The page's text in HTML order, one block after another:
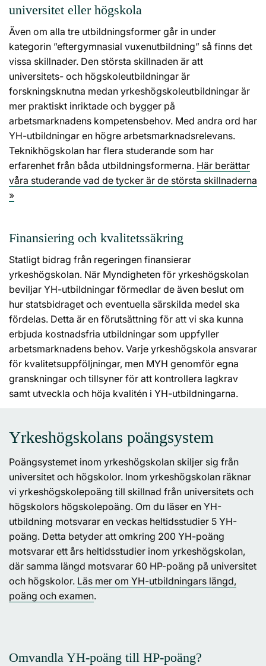
universitet eller högskola
Även om alla tre utbildningsformer går in under
kategorin ”eftergymnasial vuxenutbildning” så finns det
vissa skillnader. Den största skillnaden är att
universitets- och högskoleutbildningar är
forskningsknutna medan yrkeshögskoleutbildningar är
mer praktiskt inriktade och bygger på
arbetsmarknadens kompetensbehov. Med andra ord har
YH-utbildningar en högre arbetsmarknadsrelevans.
Teknikhögskolan har flera studerande som har
erfarenhet från båda utbildningsformerna. Här berättar
våra studerande vad de tycker är de största skillnaderna
»
Finansiering och kvalitetssäkring
Statligt bidrag från regeringen finansierar
yrkeshögskolan. När Myndigheten för yrkeshögskolan
beviljar YH-utbildningar förmedlar de även beslut om
hur statsbidraget och eventuella särskilda medel ska
fördelas. Detta är en förutsättning för att vi ska kunna
erbjuda kostnadsfria utbildningar som uppfyller
arbetsmarknadens behov. Varje yrkeshögskola ansvarar
för kvalitetsuppföljningar, men MYH genomför egna
granskningar och tillsyner för att kontrollera lagkrav
samt utveckla och höja kvalitén i YH-utbildningarna.
Yrkeshögskolans poängsystem
Poängsystemet inom yrkeshögskolan skiljer sig från
universitet och högskolor. Inom yrkeshögskolan räknar
vi yrkeshögskolepoäng till skillnad från universitets och
högskolors högskolepoäng. Om du läser en YH-
utbildning motsvarar en veckas heltidsstudier 5 YH-
poäng. Detta betyder att omkring 200 YH-poäng
motsvarar ett års heltidsstudier inom yrkeshögskolan,
där samma längd motsvarar 60 HP-poäng på universitet
och högskolor. Läs mer om YH-utbildningars längd,
poäng och examen.
Omvandla YH-poäng till HP-poäng?